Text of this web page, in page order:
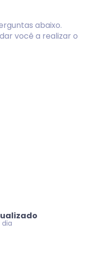
abaixo.
você a realizar o
dia